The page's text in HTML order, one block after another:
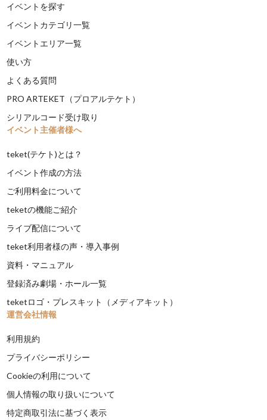
イベントを探す
イベントカテゴリ一覧
イベントエリア一覧
使い方
よくある質問
PRO ARTEKET（プロアルテケト）
シリアルコード受け取り
イベント主催者様へ
teket(テケト)とは？
イベント作成の方法
ご利用料金について
teketの機能ご紹介
ライブ配信について
teket利用者様の声・導入事例
資料・マニュアル
登録済み劇場・ホール一覧
teketロゴ・プレスキット（メディアキット）
運営会社情報
利用規約
プライバシーポリシー
Cookieの利用について
個人情報の取り扱いについて
特定商取引法に基づく表示